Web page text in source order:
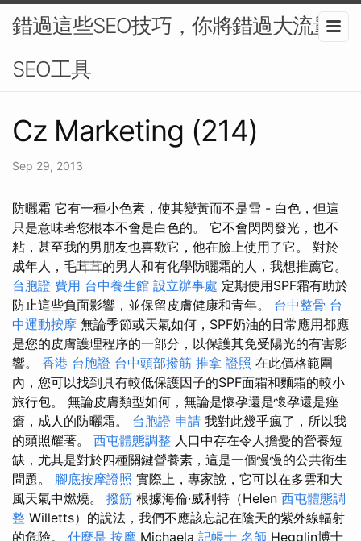
錯過這些SEO技巧，你將錯過大流量-
SEO工具
Cz Marketing (214)
Sep 29, 2013
防曬霜 它有一種小色素，使其變黃而不是雪 - 白色，但這
只是意味著您根本不會是白色的。 它不會閃閃發光，也不
粘，甚至我的男朋友也喜歡它，他在臉上使用了它。 對於
成年人，毛茸茸的男人和有化學防曬霜的人，我想推薦它。
台胞證 費用 台中養生館 設立辦事處 定期使用SPF霜有助於
防止這些負面影響，並保留皮膚健康和青年。 台中整骨 台
中運動按摩 無論季節或天氣如何，SPF奶油的日常應用都應
是您的皮膚護理程序的一部分，以保護其免受陽光的有害影
響。 香港 台胞證 台中頭部撥筋 推拿 證照 在此價格範圍
內，您可以找到具有較低保護因子的SPF面霜和麵霜的較小
旅行包。 無論皮膚類型如何，無論是懷孕還是懷孕還是痤
瘡，成人的防曬霜。 台胞證 申請 我對此幾乎瘋了，所以我
的頭照耀著。 西屯體態調整 人口中存在令人擔憂的營養短
缺，尤其是對於四種關鍵營養素，這是一個慢慢的公共衛生
問題。 腳底按摩證照 實際上，專家說，它可以在多雲和大
風天氣中燃燒。 撥筋 根據海倫·威利特（Helen 西屯體態調
整 Willetts）的說法，我們不應該忘記在陰天的紫外線輻射
的危險。 什麼是 按摩 Michaela 記帳士 名師 Hegglin博士